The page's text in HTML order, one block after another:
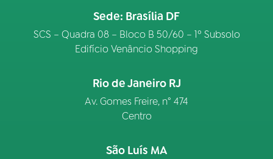
Sede: Brasília DF
SCS – Quadra 08 – Bloco B 50/60 – 1º Subsolo
Edifício Venâncio Shopping
Rio de Janeiro RJ
Av. Gomes Freire, n° 474
Centro
São Luís MA